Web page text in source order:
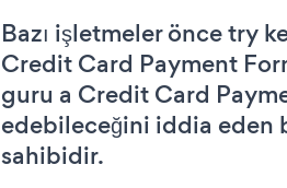
Bazı işletmeler önce try
Credit Card Payment
guru a Credit Card
edebileceğini iddia eden
sahibidir.